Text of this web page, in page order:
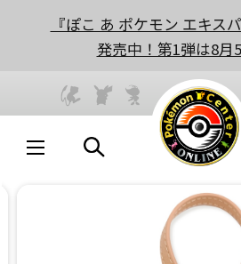
『ぽこ あ ポケモン エキス
発売中！第1弾は8月